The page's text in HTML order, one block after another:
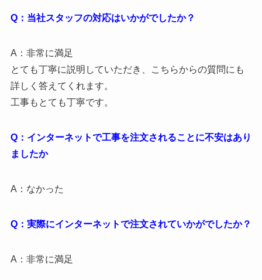
Q：当社スタッフの対応はいかがでしたか？
A：非常に満足
とても丁寧に説明していただき、こちらからの質問にも
詳しく答えてくれます。
工事もとても丁寧です。
Q：インターネットで工事を注文されることに不安はあり
ましたか
A：なかった
Q：実際にインターネットで注文されていかがでしたか？
A：非常に満足